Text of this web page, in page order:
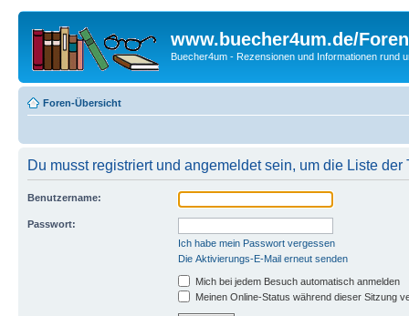
www.buecher4um.de/Foren
Buecher4um - Rezensionen und Informationen rund
Foren-Übersicht
Du musst registriert und angemeldet sein, um die Liste
Benutzername:
Passwort:
Ich habe mein Passwort vergessen
Die Aktivierungs-E-Mail erneut senden
Mich bei jedem Besuch automatisch anmelden
Meinen Online-Status während dieser Sitzung